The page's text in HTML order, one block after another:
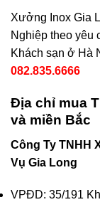
Xưởng Inox Gia
Nghiệp theo yêu
Khách sạn ở Hà
082.835.6666
Địa chỉ mua
và miền Bắc
Công Ty TNHH
Vụ Gia Long
VPĐD: 35/191